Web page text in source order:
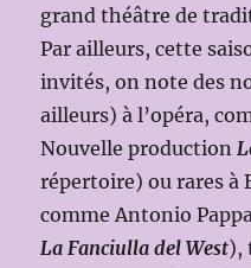
grand théâtre de
Par ailleurs, cette
invités, on note des
ailleurs) à l’opéra,
Nouvelle production
répertoire) ou rares à
comme Antonio
La Fanciulla del West),